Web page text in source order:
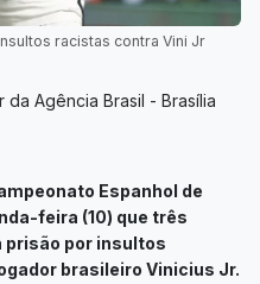
racistas contra Vini Jr
Agência Brasil - Brasília
Espanhol de
feira (10) que três
prisão por insultos
brasileiro Vinicius Jr.